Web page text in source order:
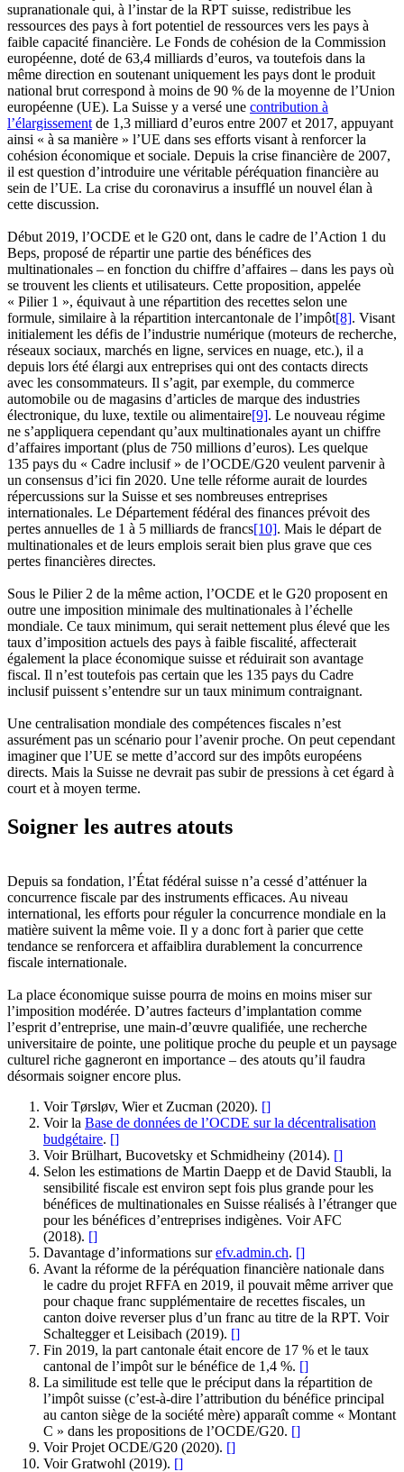
supranationale qui, à l’instar de la RPT suisse, redistribue les
ressources des pays à fort potentiel de ressources vers les pays à
faible capacité financière. Le Fonds de cohésion de la Commission
européenne, doté de 63,4 milliards d’euros, va toutefois dans la
même direction en soutenant uniquement les pays dont le produit
national brut correspond à moins de 90 % de la moyenne de l’Union
européenne (UE). La Suisse y a versé une contribution à
l’élargissement de 1,3 milliard d’euros entre 2007 et 2017, appuyant
ainsi « à sa manière » l’UE dans ses efforts visant à renforcer la
cohésion économique et sociale. Depuis la crise financière de 2007,
il est question d’introduire une véritable péréquation financière au
sein de l’UE. La crise du coronavirus a insufflé un nouvel élan à
cette discussion.
Début 2019, l’OCDE et le G20 ont, dans le cadre de l’Action 1 du
Beps, proposé de répartir une partie des bénéfices des
multinationales – en fonction du chiffre d’affaires – dans les pays où
se trouvent les clients et utilisateurs. Cette proposition, appelée
« Pilier 1 », équivaut à une répartition des recettes selon une
formule, similaire à la répartition intercantonale de l’impôt[8]. Visant
initialement les défis de l’industrie numérique (moteurs de recherche,
réseaux sociaux, marchés en ligne, services en nuage, etc.), il a
depuis lors été élargi aux entreprises qui ont des contacts directs
avec les consommateurs. Il s’agit, par exemple, du commerce
automobile ou de magasins d’articles de marque des industries
électronique, du luxe, textile ou alimentaire[9]. Le nouveau régime
ne s’appliquera cependant qu’aux multinationales ayant un chiffre
d’affaires important (plus de 750 millions d’euros). Les quelque
135 pays du « Cadre inclusif » de l’OCDE/G20 veulent parvenir à
un consensus d’ici fin 2020. Une telle réforme aurait de lourdes
répercussions sur la Suisse et ses nombreuses entreprises
internationales. Le Département fédéral des finances prévoit des
pertes annuelles de 1 à 5 milliards de francs[10]. Mais le départ de
multinationales et de leurs emplois serait bien plus grave que ces
pertes financières directes.
Sous le Pilier 2 de la même action, l’OCDE et le G20 proposent en
outre une imposition minimale des multinationales à l’échelle
mondiale. Ce taux minimum, qui serait nettement plus élevé que les
taux d’imposition actuels des pays à faible fiscalité, affecterait
également la place économique suisse et réduirait son avantage
fiscal. Il n’est toutefois pas certain que les 135 pays du Cadre
inclusif puissent s’entendre sur un taux minimum contraignant.
Une centralisation mondiale des compétences fiscales n’est
assurément pas un scénario pour l’avenir proche. On peut cependant
imaginer que l’UE se mette d’accord sur des impôts européens
directs. Mais la Suisse ne devrait pas subir de pressions à cet égard à
court et à moyen terme.
Soigner les autres atouts
Depuis sa fondation, l’État fédéral suisse n’a cessé d’atténuer la
concurrence fiscale par des instruments efficaces. Au niveau
international, les efforts pour réguler la concurrence mondiale en la
matière suivent la même voie. Il y a donc fort à parier que cette
tendance se renforcera et affaiblira durablement la concurrence
fiscale internationale.
La place économique suisse pourra de moins en moins miser sur
l’imposition modérée. D’autres facteurs d’implantation comme
l’esprit d’entreprise, une main-d’œuvre qualifiée, une recherche
universitaire de pointe, une politique proche du peuple et un paysage
culturel riche gagneront en importance – des atouts qu’il faudra
désormais soigner encore plus.
Voir Tørsløv, Wier et Zucman (2020). []
Voir la Base de données de l’OCDE sur la décentralisation
budgétaire. []
Voir Brülhart, Bucovetsky et Schmidheiny (2014). []
Selon les estimations de Martin Daepp et de David Staubli, la
sensibilité fiscale est environ sept fois plus grande pour les
bénéfices de multinationales en Suisse réalisés à l’étranger que
pour les bénéfices d’entreprises indigènes. Voir AFC
(2018). []
Davantage d’informations surefv.admin.ch. []
Avant la réforme de la péréquation financière nationale dans
le cadre du projet RFFA en 2019, il pouvait même arriver que
pour chaque franc supplémentaire de recettes fiscales, un
canton doive reverser plus d’un franc au titre de la RPT. Voir
Schaltegger et Leisibach (2019). []
Fin 2019, la part cantonale était encore de 17 % et le taux
cantonal de l’impôt sur le bénéfice de 1,4 %. []
La similitude est telle que le préciput dans la répartition de
l’impôt suisse (c’est-à-dire l’attribution du bénéfice principal
au canton siège de la société mère) apparaît comme « Montant
C » dans les propositions de l’OCDE/G20. []
Voir Projet OCDE/G20 (2020). []
Voir Gratwohl (2019). []